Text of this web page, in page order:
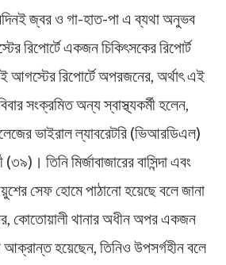
জ্বর ও গা-হাত-পা এ ব্যথা অনুভব
রিপোর্টে একজন চিকিৎসকের রিপোর্ট
রিপোর্টে অপরজনের, অর্থাৎ এই
সংক্রমিত অন্য স্বাস্থ্যকর্মী হলেন,
ভাইরাল ল্যাবরেটরি (ভিআরডিএল)
তিনি মির্জাবাজারের বাসিন্দা এবং
সেফ হোমে পাঠানো হয়েছে বলে জানা
কোতোয়ালী থানার অধীন অপর একজন
হয়েছেন, তিনিও উপসর্গহীন বলে